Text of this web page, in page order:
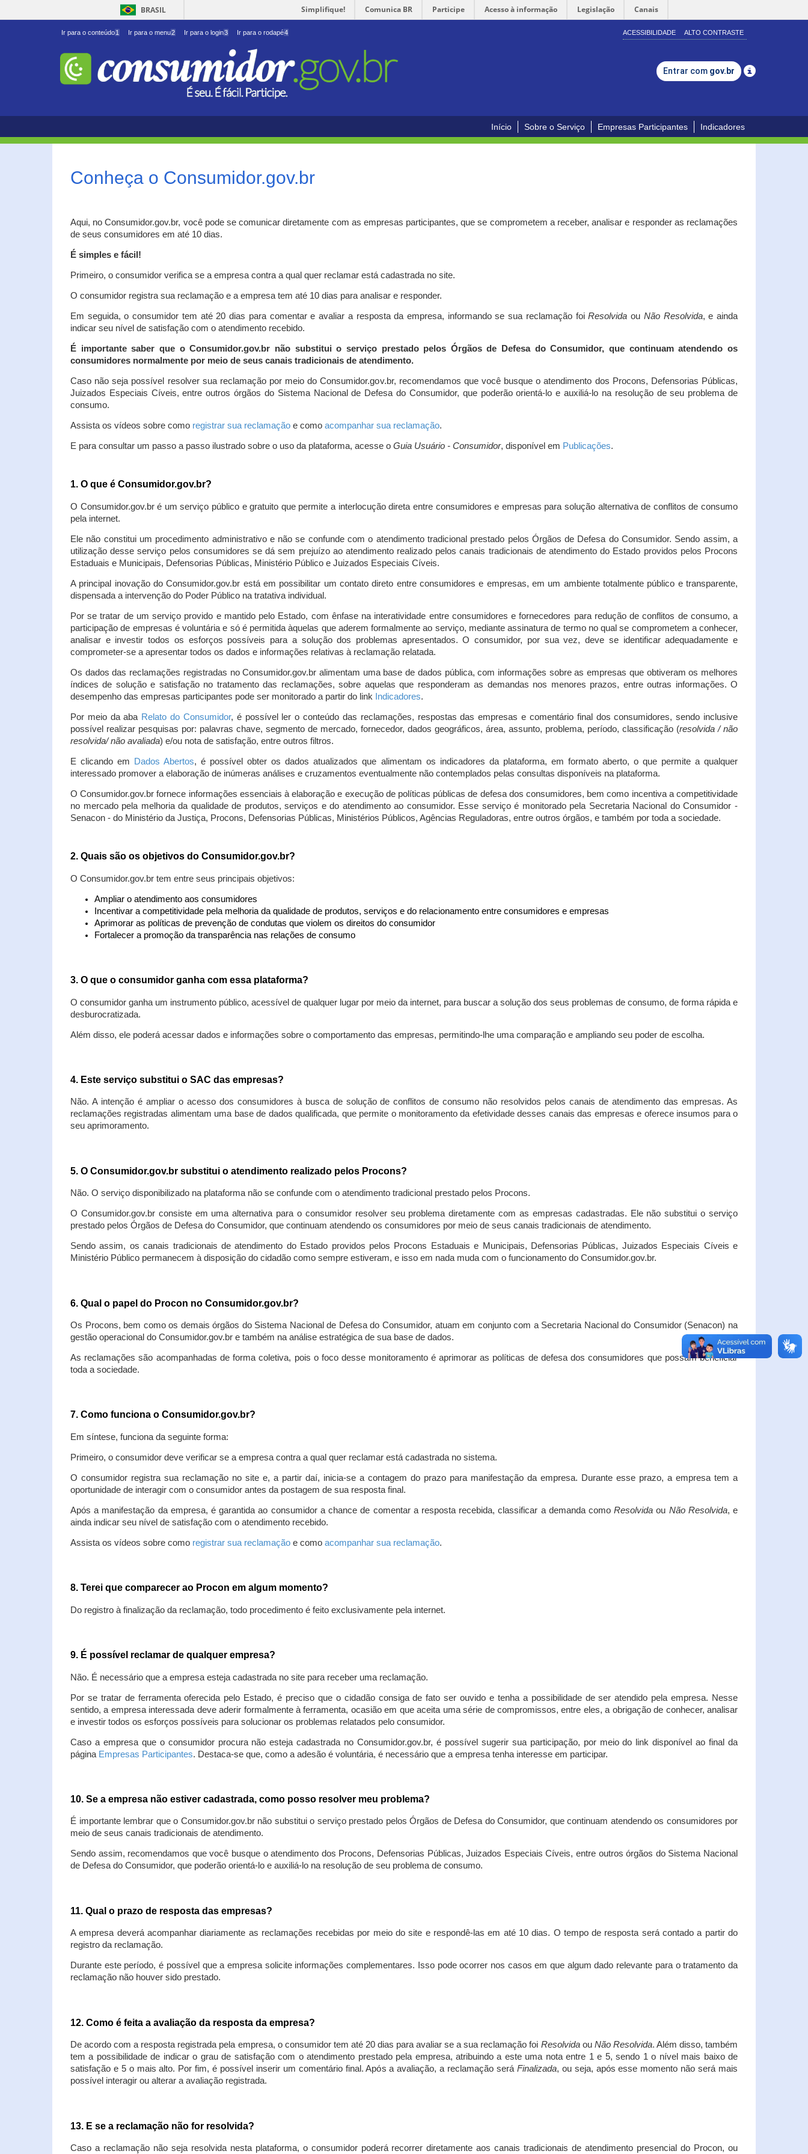
BRASIL Simplifique! Comunica BR Participe Acesso à informação Legislação Canais
Ir para o conteúdo1 Ir para o menu2 Ir para o login3 Ir para o rodapé4 ACESSIBILIDADE ALTO CONTRASTE
Entrar com gov.br
Início Sobre o Serviço Empresas Participantes Indicadores
Conheça o Consumidor.gov.br
Aqui, no Consumidor.gov.br, você pode se comunicar diretamente com as empresas participantes, que se comprometem a receber, analisar e responder as reclamações
de seus consumidores em até 10 dias.
É simples e fácil!
Primeiro, o consumidor verifica se a empresa contra a qual quer reclamar está cadastrada no site.
O consumidor registra sua reclamação e a empresa tem até 10 dias para analisar e responder.
Em seguida, o consumidor tem até 20 dias para comentar e avaliar a resposta da empresa, informando se sua reclamação foiResolvida ou Não Resolvida, e ainda
indicar seu nível de satisfação com o atendimento recebido.
É importante saber que o Consumidor.gov.br não substitui o serviço prestado pelos Órgãos de Defesa do Consumidor, que continuam atendendo os
consumidores normalmente por meio de seus canais tradicionais de atendimento.
Caso não seja possível resolver sua reclamação por meio do Consumidor.gov.br, recomendamos que você busque o atendimento dos Procons, Defensorias Públicas,
Juizados Especiais Cíveis, entre outros órgãos do Sistema Nacional de Defesa do Consumidor, que poderão orientá-lo e auxiliá-lo na resolução de seu problema de
consumo.
Assista os vídeos sobre como registrar sua reclamação e como acompanhar sua reclamação.
E para consultar um passo a passo ilustrado sobre o uso da plataforma, acesse o Guia Usuário - Consumidor, disponível em Publicações.
1. O que é Consumidor.gov.br?
O Consumidor.gov.br é um serviço público e gratuito que permite a interlocução direta entre consumidores e empresas para solução alternativa de conflitos de consumo
pela internet.
Ele não constitui um procedimento administrativo e não se confunde com o atendimento tradicional prestado pelos Órgãos de Defesa do Consumidor. Sendo assim, a
utilização desse serviço pelos consumidores se dá sem prejuízo ao atendimento realizado pelos canais tradicionais de atendimento do Estado providos pelos Procons
Estaduais e Municipais, Defensorias Públicas, Ministério Público e Juizados Especiais Cíveis.
A principal inovação do Consumidor.gov.br está em possibilitar um contato direto entre consumidores e empresas, em um ambiente totalmente público e transparente,
dispensada a intervenção do Poder Público na tratativa individual.
Por se tratar de um serviço provido e mantido pelo Estado, com ênfase na interatividade entre consumidores e fornecedores para redução de conflitos de consumo, a
participação de empresas é voluntária e só é permitida àquelas que aderem formalmente ao serviço, mediante assinatura de termo no qual se comprometem a conhecer,
analisar e investir todos os esforços possíveis para a solução dos problemas apresentados. O consumidor, por sua vez, deve se identificar adequadamente e
comprometer-se a apresentar todos os dados e informações relativas à reclamação relatada.
Os dados das reclamações registradas no Consumidor.gov.br alimentam uma base de dados pública, com informações sobre as empresas que obtiveram os melhores
índices de solução e satisfação no tratamento das reclamações, sobre aquelas que responderam as demandas nos menores prazos, entre outras informações. O
desempenho das empresas participantes pode ser monitorado a partir do link
Indicadores.
Por meio da aba Relato do Consumidor, é possível ler o conteúdo das reclamações, respostas das empresas e comentário final dos consumidores, sendo inclusive
possível realizar pesquisas por: palavras chave, segmento de mercado, fornecedor, dados geográficos, área, assunto, problema, período, classificação (resolvida / não
resolvida/ não avaliada) e/ou nota de satisfação, entre outros filtros.
E clicando em Dados Abertos, é possível obter os dados atualizados que alimentam os indicadores da plataforma, em formato aberto, o que permite a qualquer
interessado promover a elaboração de inúmeras análises e cruzamentos eventualmente não contemplados pelas consultas disponíveis na plataforma.
O Consumidor.gov.br fornece informações essenciais à elaboração e execução de políticas públicas de defesa dos consumidores, bem como incentiva a competitividade
no mercado pela melhoria da qualidade de produtos, serviços e do atendimento ao consumidor. Esse serviço é monitorado pela Secretaria Nacional do Consumidor -
Senacon - do Ministério da Justiça, Procons, Defensorias Públicas, Ministérios Públicos, Agências Reguladoras, entre outros órgãos, e também por toda a sociedade.
2. Quais são os objetivos do Consumidor.gov.br?
O Consumidor.gov.br tem entre seus principais objetivos:
Ampliar o atendimento aos consumidores
Incentivar a competitividade pela melhoria da qualidade de produtos, serviços e do relacionamento entre consumidores e empresas
Aprimorar as políticas de prevenção de condutas que violem os direitos do consumidor
Fortalecer a promoção da transparência nas relações de consumo
3. O que o consumidor ganha com essa plataforma?
O consumidor ganha um instrumento público, acessível de qualquer lugar por meio da internet, para buscar a solução dos seus problemas de consumo, de forma rápida e
desburocratizada.
Além disso, ele poderá acessar dados e informações sobre o comportamento das empresas, permitindo-lhe uma comparação e ampliando seu poder de escolha.
4. Este serviço substitui o SAC das empresas?
Não. A intenção é ampliar o acesso dos consumidores à busca de solução de conflitos de consumo não resolvidos pelos canais de atendimento das empresas. As
reclamações registradas alimentam uma base de dados qualificada, que permite o monitoramento da efetividade desses canais das empresas e oferece insumos para o
seu aprimoramento.
5. O Consumidor.gov.br substitui o atendimento realizado pelos Procons?
Não. O serviço disponibilizado na plataforma não se confunde com o atendimento tradicional prestado pelos Procons.
O Consumidor.gov.br consiste em uma alternativa para o consumidor resolver seu problema diretamente com as empresas cadastradas. Ele não substitui o serviço
prestado pelos Órgãos de Defesa do Consumidor, que continuam atendendo os consumidores por meio de seus canais tradicionais de atendimento.
Sendo assim, os canais tradicionais de atendimento do Estado providos pelos Procons Estaduais e Municipais, Defensorias Públicas, Juizados Especiais Cíveis e
Ministério Público permanecem à disposição do cidadão como sempre estiveram, e isso em nada muda com o funcionamento do Consumidor.gov.br.
6. Qual o papel do Procon no Consumidor.gov.br?
Os Procons, bem como os demais órgãos do Sistema Nacional de Defesa do Consumidor, atuam em conjunto com a Secretaria Nacional do Consumidor (Senacon) na
gestão operacional do Consumidor.gov.br e também na análise estratégica de sua base de dados.
As reclamações são acompanhadas de forma coletiva, pois o foco desse monitoramento é aprimorar as políticas de defesa dos consumidores que possam beneficiar
toda a sociedade.
7. Como funciona o Consumidor.gov.br?
Em síntese, funciona da seguinte forma:
Primeiro, o consumidor deve verificar se a empresa contra a qual quer reclamar está cadastrada no sistema.
O consumidor registra sua reclamação no site e, a partir daí, inicia-se a contagem do prazo para manifestação da empresa. Durante esse prazo, a empresa tem a
oportunidade de interagir com o consumidor antes da postagem de sua resposta final.
Após a manifestação da empresa, é garantida ao consumidor a chance de comentar a resposta recebida, classificar a demanda comoResolvida ou Não Resolvida, e
ainda indicar seu nível de satisfação com o atendimento recebido.
Assista os vídeos sobre como registrar sua reclamação e como acompanhar sua reclamação.
8. Terei que comparecer ao Procon em algum momento?
Do registro à finalização da reclamação, todo procedimento é feito exclusivamente pela internet.
9. É possível reclamar de qualquer empresa?
Não. É necessário que a empresa esteja cadastrada no site para receber uma reclamação.
Por se tratar de ferramenta oferecida pelo Estado, é preciso que o cidadão consiga de fato ser ouvido e tenha a possibilidade de ser atendido pela empresa. Nesse
sentido, a empresa interessada deve aderir formalmente à ferramenta, ocasião em que aceita uma série de compromissos, entre eles, a obrigação de conhecer, analisar
e investir todos os esforços possíveis para solucionar os problemas relatados pelo consumidor.
Caso a empresa que o consumidor procura não esteja cadastrada no Consumidor.gov.br, é possível sugerir sua participação, por meio do link disponível ao final da
página Empresas Participantes. Destaca-se que, como a adesão é voluntária, é necessário que a empresa tenha interesse em participar.
10. Se a empresa não estiver cadastrada, como posso resolver meu problema?
É importante lembrar que o Consumidor.gov.br não substitui o serviço prestado pelos Órgãos de Defesa do Consumidor, que continuam atendendo os consumidores por
meio de seus canais tradicionais de atendimento.
Sendo assim, recomendamos que você busque o atendimento dos Procons, Defensorias Públicas, Juizados Especiais Cíveis, entre outros órgãos do Sistema Nacional
de Defesa do Consumidor, que poderão orientá-lo e auxiliá-lo na resolução de seu problema de consumo.
11. Qual o prazo de resposta das empresas?
A empresa deverá acompanhar diariamente as reclamações recebidas por meio do site e respondê-las em até 10 dias. O tempo de resposta será contado a partir do
registro da reclamação.
Durante este período, é possível que a empresa solicite informações complementares. Isso pode ocorrer nos casos em que algum dado relevante para o tratamento da
reclamação não houver sido prestado.
12. Como é feita a avaliação da resposta da empresa?
De acordo com a resposta registrada pela empresa, o consumidor tem até 20 dias para avaliar se a sua reclamação foi Resolvidaou Não Resolvida. Além disso, também
tem a possibilidade de indicar o grau de satisfação com o atendimento prestado pela empresa, atribuindo a este uma nota entre 1 e 5, sendo 1 o nível mais baixo de
satisfação e 5 o mais alto. Por fim, é possível inserir um comentário final. Após a avaliação, a reclamação será Finalizada, ou seja, após esse momento não será mais
possível interagir ou alterar a avaliação registrada.
13. E se a reclamação não for resolvida?
Caso a reclamação não seja resolvida nesta plataforma, o consumidor poderá recorrer diretamente aos canais tradicionais de atendimento presencial do Procon, ou